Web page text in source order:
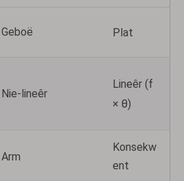
Geboë Plat
Nie-lineêr
Lineêr (f
× θ)
Arm
Konsekw
ent